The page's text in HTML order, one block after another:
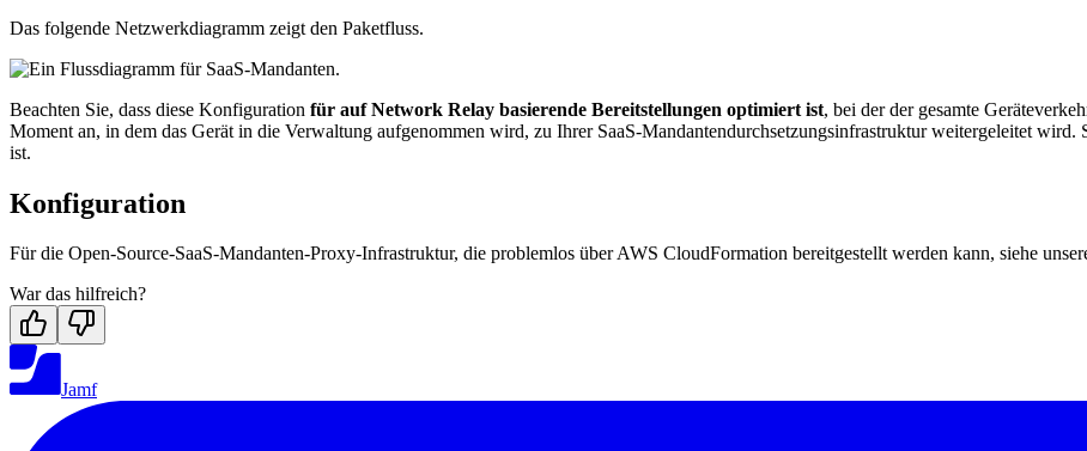
Das folgende Netzwerkdiagramm zeigt den Paketfluss.
Beachten Sie, dass diese Konfiguration für auf Network Relay basierende Bereitstellungen optimiert ist, bei der der gesamte
Moment an, in dem das Gerät in die Verwaltung aufgenommen wird, zu Ihrer SaaS-Mandantendurchsetzungsinfrastruktur weitergeleitet
ist.
Konfiguration
Für die Open-Source-SaaS-Mandanten-Proxy-Infrastruktur, die problemlos über AWS CloudFormation bereitgestellt werden kann, siehe
War das hilfreich?
Jamf